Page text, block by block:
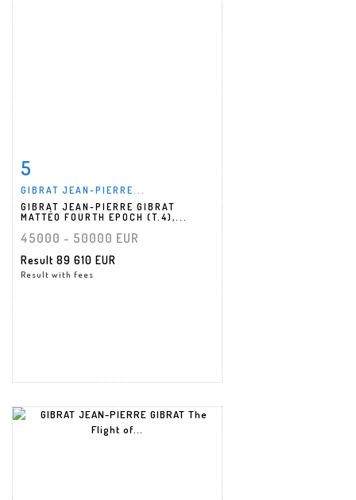
5
GIBRAT JEAN-PIERRE...
GIBRAT JEAN-PIERRE GIBRAT
MATTÉO FOURTH EPOCH (T.4),...
45000 - 50000 EUR
Result 89 610 EUR
Result with fees